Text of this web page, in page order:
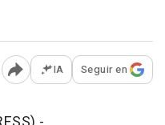
Abrir opciones para
IA Seguir en